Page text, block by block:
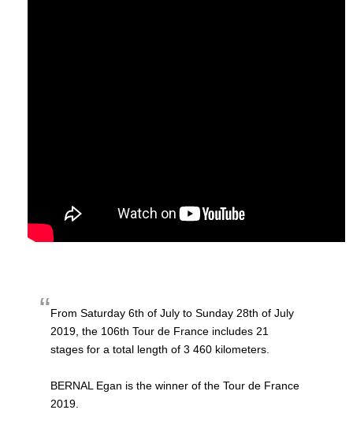
From Saturday 6th of July to Sunday 28th of July
2019, the 106th Tour de France includes 21
stages for a total length of 3 460 kilometers.
BERNAL Egan is the winner of the Tour de France
2019.